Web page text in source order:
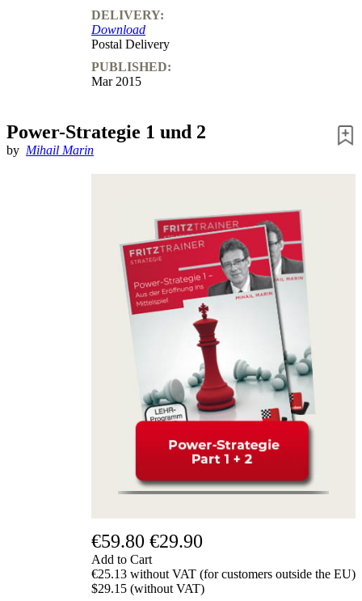
DELIVERY:
Download
Postal Delivery
PUBLISHED:
Mar 2015
Power-Strategie 1 und 2
by Mihail Marin
€59.80 €29.90
Add to Cart
€25.13 without VAT (for customers outside the EU)
$29.15 (without VAT)